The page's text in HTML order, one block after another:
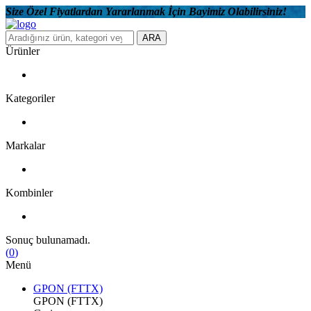
Size Özel Fiyatlardan Yararlanmak İçin Bayimiz Olabilirsiniz!
ARA
Ürünler
Kategoriler
Markalar
Kombinler
Sonuç bulunamadı.
(0)
Menü
GPON (FTTX)
GPON (FTTX)